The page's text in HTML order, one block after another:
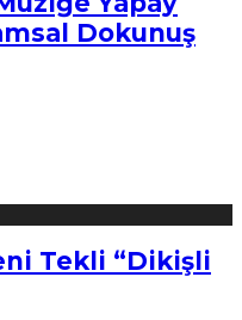
Dokunuş
Tekli “Dikişli